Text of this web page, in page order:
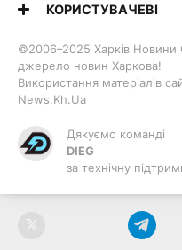
КОРИСТУВАЧЕВІ
©2006–2025 Харків
джерело новин Харкова!
Використання матеріалів
News.Kh.Ua
Дякуємо команді
DIEG
за технічну